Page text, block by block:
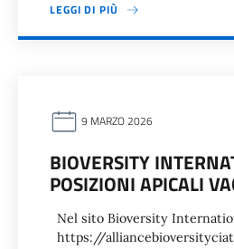
LEGGI DI PIÙ
9 MARZO 2026
BIOVERSITY
POSIZIONI APICALI
Nel sito Bioversity
https://